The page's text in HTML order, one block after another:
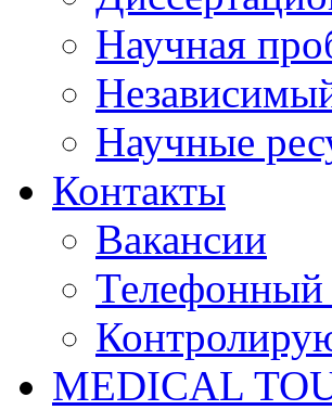
Научная
Научные
Контакты
Вакансии
Телефонный
MEDICAL